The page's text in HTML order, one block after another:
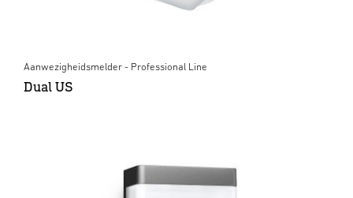
Aanwezigheidsmelder - Professional Line
Dual US